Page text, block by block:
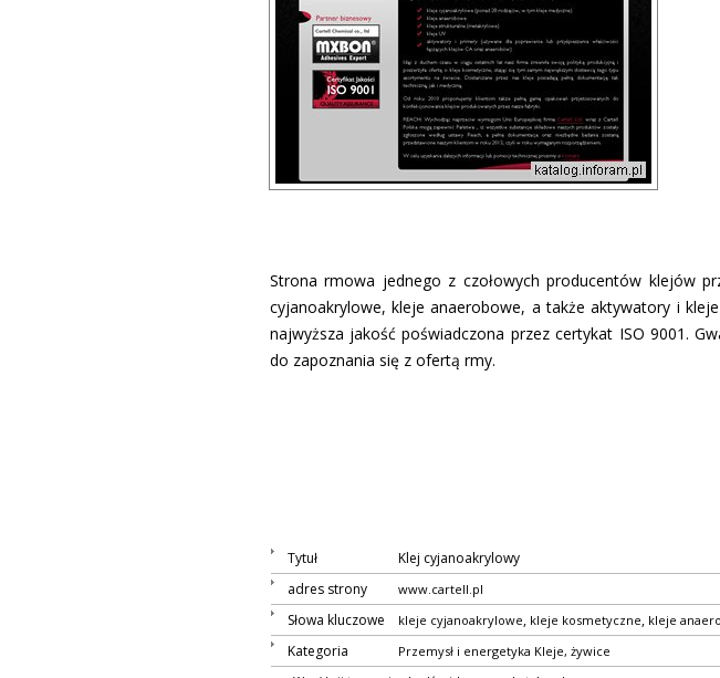
Strona firmowa jednego z czołowych producentów klejów
cyjanoakrylowe, kleje anaerobowe, a także aktywatory i
najwyższa jakość poświadczona przez certyfikat ISO 9001.
do zapoznania się z ofertą firmy.
Tytuł
Klej cyjanoakrylowy
adres strony
www.cartell.pl
Słowa kluczowe kleje cyjanoakrylowe, kleje kosmetyczne, kleje
Kategoria Przemysł i energetyka Kleje, żywice